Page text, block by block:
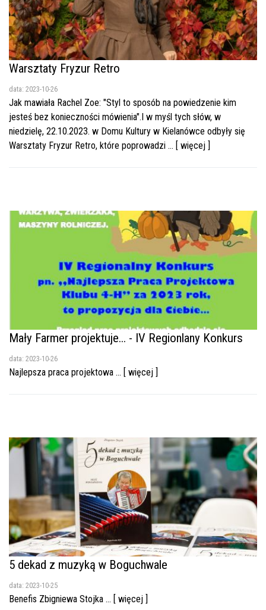
Warsztaty Fryzur Retro
data: 2023-10-26
Jak mawiała Rachel Zoe: "Styl to sposób na powiedzenie kim
jesteś bez konieczności mówienia".I w myśl tych słów, w
niedzielę, 22.10.2023. w Domu Kultury w Kielanówce odbyły się
Warsztaty Fryzur Retro, które poprowadzi ... [ więcej ]
Mały Farmer projektuje... - IV Regionlany Konkurs
data: 2023-10-26
Najlepsza praca projektowa ... [ więcej ]
5 dekad z muzyką w Boguchwale
data: 2023-10-25
Benefis Zbigniewa Stojka ... [ więcej ]